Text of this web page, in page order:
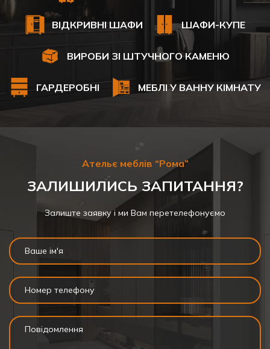
ВІДКРИВНІ ШАФИ ШАФИ-КУПЕ
ВИРОБИ ЗІ ШТУЧНОГО КАМЕНЮ
ГАРДЕРОБНІ МЕБЛІ У ВАННУ КІМНАТУ
Ательє меблів “Рома”
ЗАЛИШИЛИСЬ ЗАПИТАННЯ?
Залиште заявку і ми Вам перетелефонуємо